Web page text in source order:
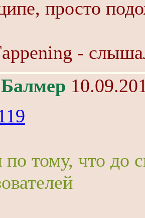
просто
-
по тому, что до